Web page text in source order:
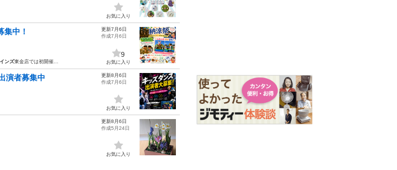
お気に入り
集中！
ンズ東金店では初開催…
更新7月6日
作成7月6日
9
お気に入り
演者募集中
更新8月6日
作成7月6日
お気に入り
更新8月6日
作成5月24日
お気に入り